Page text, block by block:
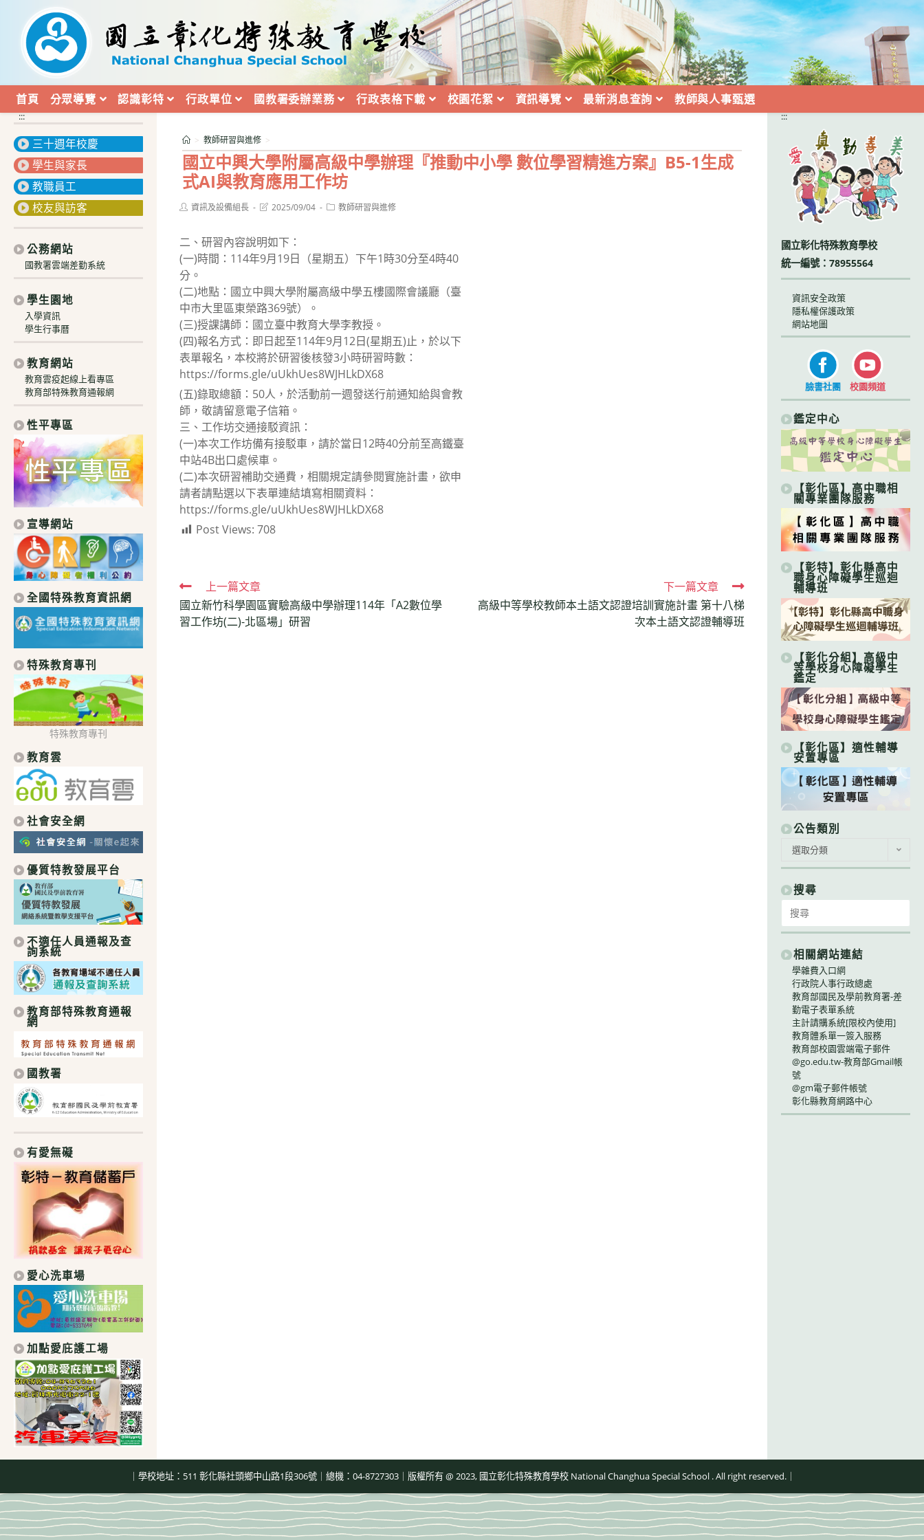
內
首頁 分眾導覽 認識彰特 行政單位 國教署委辦業務 行政表格下載 校園花絮 資訊導覽 最新消息查詢 教師與人事甄選
國立中興大學附屬高級中學辦理『推動中小學 數位學習精進方案』B5-1生成
式AI與教育應用工作坊
> 教師研習與進修 >
Post資訊及設備組長
Post2025/09/04
Post教師研習與進修
二、研習內容說明如下：
(一)時間：114年9月19日（星期五）下午1時30分至4時40
分。
(二)地點：國立中興大學附屬高級中學五樓國際會議廳（臺
中市大里區東榮路369號）。
(三)授課講師：國立臺中教育大學李教授。
(四)報名方式：即日起至114年9月12日(星期五)止，於以下
表單報名，本校將於研習後核發3小時研習時數：
https://forms.gle/uUkhUes8WJHLkDX68
(五)錄取總額：50人，於活動前一週發送行前通知給與會教
師，敬請留意電子信箱。
三、工作坊交通接駁資訊：
(一)本次工作坊備有接駁車，請於當日12時40分前至高鐵臺
中站4B出口處候車。
(二)本次研習補助交通費，相關規定請參閱實施計畫，欲申
請者請點選以下表單連結填寫相關資料：
https://forms.gle/uUkhUes8WJHLkDX68
Post Views: 708
Read
more
articles
上一篇文章
國立新竹科學園區實驗高級中學辦理114年「A2數位學
習工作坊(二)-北區場」研習
下一篇文章
高級中等學校教師本土語文認證培訓實施計畫 第十八梯
次本土語文認證輔導班
:::
三十週年校慶
學生與家長
教職員工
校友與訪客
公務網站
國教署雲端差勤系統
學生園地
入學資訊
學生行事曆
教育網站
教育雲疫起線上看專區
教育部特殊教育通報網
性平專區
宣導網站
全國特殊教育資訊網
特殊教育專刊
特殊教育專刊
教育雲
社會安全網
優質特教發展平台
不適任人員通報及查
詢系統
教育部特殊教育通報
網
國教署
有愛無礙
愛心洗車場
加點愛庇護工場
:::
國立彰化特殊教育學校
統一編號：78955564
資訊安全政策
隱私權保護政策
網站地圖
臉書社團 校園頻道
鑑定中心
【彰化區】高中職相
關專業團隊服務
【彰特】彰化縣高中
職身心障礙學生巡迴
輔導班
【彰化分組】高級中
等學校身心障礙學生
鑑定
【彰化區】適性輔導
安置專區
公告類別
類
別
選取分類
搜尋
for:
相關網站連結
學雜費入口網
行政院人事行政總處
教育部國民及學前教育署-差
勤電子表單系統
主計請購系統[限校內使用]
教育體系單一簽入服務
教育部校園雲端電子郵件
@go.edu.tw-教育部Gmail帳
號
@gm電子郵件帳號
彰化縣教育網路中心
｜學校地址：511 彰化縣社頭鄉中山路1段306號｜總機：04-8727303｜版權所有 @ 2023, 國立彰化特殊教育學校 National Changhua Special School . All right reserved.｜